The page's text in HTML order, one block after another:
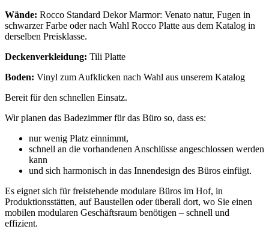
Wände: Rocco Standard Dekor Marmor: Venato natur, Fugen in
schwarzer Farbe oder nach Wahl Rocco Platte aus dem Katalog in
derselben Preisklasse.
Deckenverkleidung: Tili Platte
Boden: Vinyl zum Aufklicken nach Wahl aus unserem Katalog
Bereit für den schnellen Einsatz.
Wir planen das Badezimmer für das Büro so, dass es:
nur wenig Platz einnimmt,
schnell an die vorhandenen Anschlüsse angeschlossen werden
kann
und sich harmonisch in das Innendesign des Büros einfügt.
Es eignet sich für freistehende modulare Büros im Hof, in
Produktionsstätten, auf Baustellen oder überall dort, wo Sie einen
mobilen modularen Geschäftsraum benötigen – schnell und
effizient.